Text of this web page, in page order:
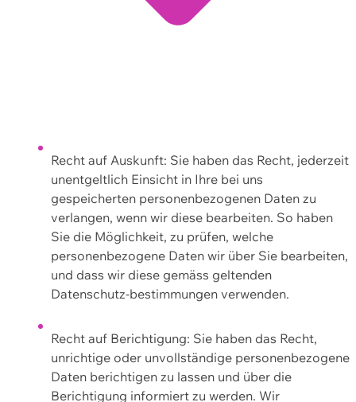
Recht auf Auskunft: Sie haben das Recht, jederzeit
unentgeltlich Einsicht in Ihre bei uns
gespeicherten personenbezogenen Daten zu
verlangen, wenn wir diese bearbeiten. So haben
Sie die Möglichkeit, zu prüfen, welche
personenbezogene Daten wir über Sie bearbeiten,
und dass wir diese gemäss geltenden
Datenschutz-bestimmungen verwenden.
Recht auf Berichtigung: Sie haben das Recht,
unrichtige oder unvollständige personenbezogene
Daten berichtigen zu lassen und über die
Berichtigung informiert zu werden. Wir